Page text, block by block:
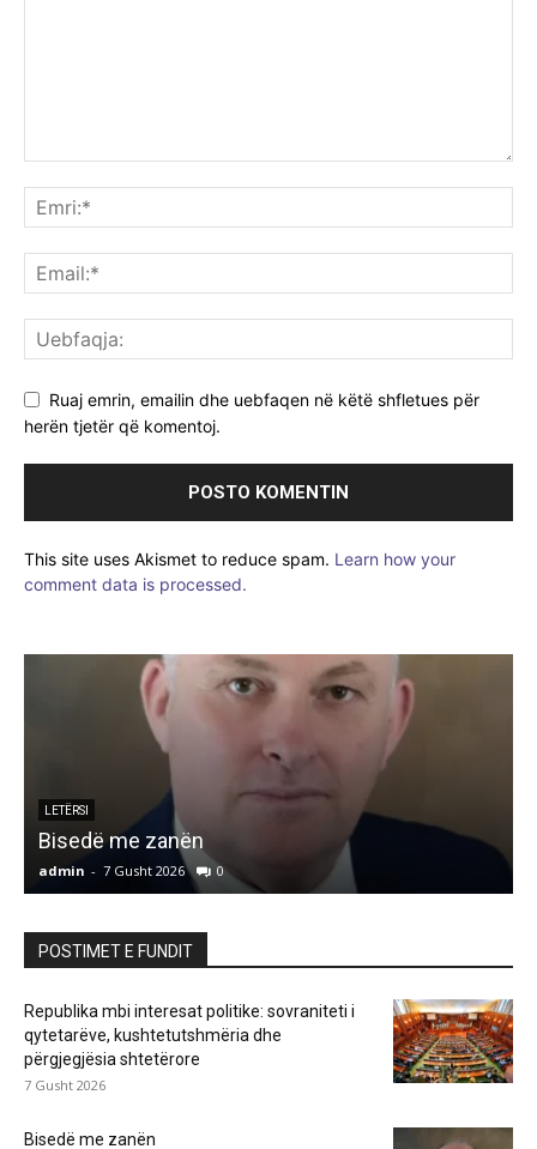
Ruaj emrin, emailin dhe uebfaqen në këtë shfletues për
herën tjetër që komentoj.
This site uses Akismet to reduce spam. Learn how your
comment data is processed.
LETËRSI
Bisedë me zanën
admin - 7 Gusht 2026 0
POSTIMET E FUNDIT
Republika mbi interesat politike: sovraniteti i
qytetarëve, kushtetutshmëria dhe
përgjegjësia shtetërore
7 Gusht 2026
Bisedë me zanën